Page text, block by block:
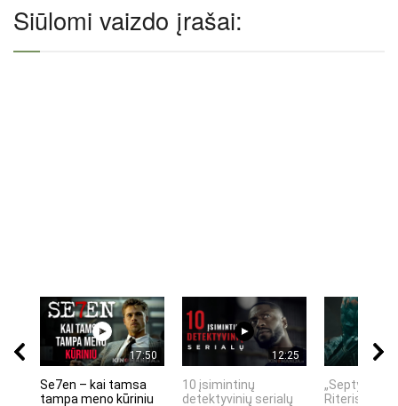
Siūlomi vaizdo įrašai:
17:50
Se7en – kai tamsa
tampa meno kūriniu
12:25
10 įsimintinų
detektyvinių serialų
„Septynių
Riteris" – kai